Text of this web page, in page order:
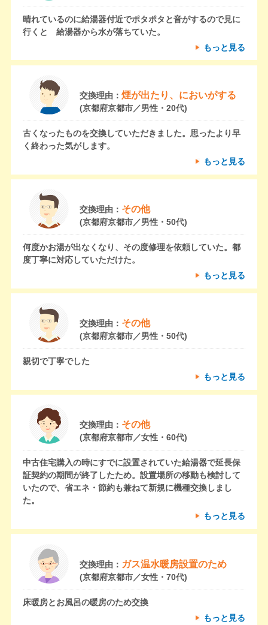
晴れているのに給湯器付近でポタポタと音がするので見に
行くと 給湯器から水が落ちていた。
もっと見る
交換理由： 煙が出たり、においがする
(京都府京都市／男性・20代)
古くなったものを交換していただきました。思ったより早
く終わった気がします。
もっと見る
交換理由： その他
(京都府京都市／男性・50代)
何度かお湯が出なくなり、その度修理を依頼していた。都
度丁寧に対応していただけた。
もっと見る
交換理由： その他
(京都府京都市／男性・50代)
親切で丁寧でした
もっと見る
交換理由： その他
(京都府京都市／女性・60代)
中古住宅購入の時にすでに設置されていた給湯器で延長保
証契約の期間が終了したため。設置場所の移動も検討して
いたので、省エネ・節約も兼ねて新規に機種交換しまし
た。
もっと見る
交換理由： ガス温水暖房設置のため
(京都府京都市／女性・70代)
床暖房とお風呂の暖房のため交換
もっと見る